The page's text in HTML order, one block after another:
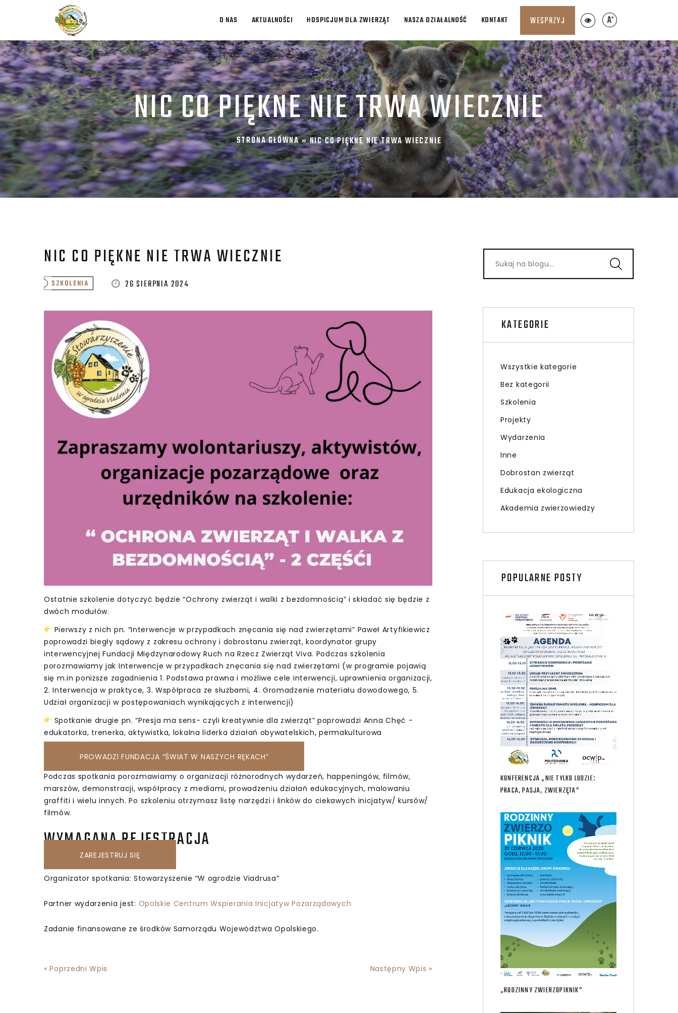
WESPRZYJ
O NAS AKTUALNOŚCI HOSPICJUM DLA ZWIERZĄT NASZA DZIAŁALNOŚĆ KONTAKT
NIC CO PIĘKNE NIE TRWA WIECZNIE
STRONA GŁÓWNA»NIC CO PIĘKNE NIE TRWA WIECZNIE
NIC CO PIĘKNE NIE TRWA WIECZNIE
SZKOLENIA 26 SIERPNIA 2024
Ostatnie szkolenie dotyczyć będzie “Ochrony zwierząt i walki z bezdomnością” i składać się będzie z
dwóch modułów.
Pierwszy z nich pn. “Interwencje w przypadkach znęcania się nad zwierzętami” Paweł Artyfikiewicz
poprowadzi biegły sądowy z zakresu ochrony i dobrostanu zwierząt, koordynator grupy
interwencyjnej Fundacji Międzynarodowy Ruch na Rzecz Zwierząt Viva. Podczas szkolenia
porozmawiamy jak Interwencje w przypadkach znęcania się nad zwierzętami (w programie pojawią
się m.in poniższe zagadnienia 1. Podstawa prawna i możliwe cele interwencji, uprawnienia organizacji,
2. Interwencja w praktyce, 3. Współpraca ze służbami, 4. Gromadzenie materiału dowodowego, 5.
Udział organizacji w postępowaniach wynikających z interwencji)
Spotkanie drugie pn. “Presja ma sens- czyli kreatywnie dla zwierząt” poprowadzi Anna Chęć -
edukatorka, trenerka, aktywistka, lokalna liderka działań obywatelskich, permakulturowa
ogrodniczka, członkini Sieci Obywatelskiej Watchdog Polska.
PROWADZI FUNDACJA “ŚWIAT W NASZYCH RĘKACH”
Podczas spotkania porozmawiamy o organizacji różnorodnych wydarzeń, happeningów, filmów,
marszów, demonstracji, współpracy z mediami, prowadzeniu działań edukacyjnych, malowaniu
graffiti i wielu innych. Po szkoleniu otrzymasz listę narzędzi i linków do ciekawych inicjatyw/ kursów/
filmów.
WYMAGANA REJESTRACJA
ZAREJESTRUJ SIĘ
Organizator spotkania: Stowarzyszenie “W ogrodzie Viadrusa”
Partner wydarzenia jest: Opolskie Centrum Wspierania Inicjatyw Pozarządowych
Zadanie finansowane ze środków Samorządu Województwa Opolskiego.
« Poprzedni Wpis Następny Wpis »
KATEGORIE
Wszystkie kategorie
Bez kategorii
Szkolenia
Projekty
Wydarzenia
Inne
Dobrostan zwierząt
Edukacja ekologiczna
Akademia zwierzowiedzy
POPULARNE POSTY
KONFERENCJA „NIE TYLKO LUDZIE:
PRACA, PASJA, ZWIERZĘTA”
„RODZINNY ZWIERZOPIKNIK”